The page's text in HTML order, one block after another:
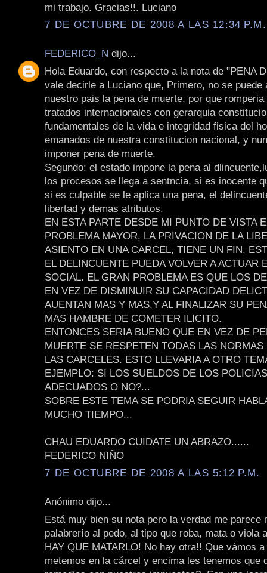
mi trabajo. Gracias!!. Luciano
7 DE OCTUBRE DE 2008 A LAS 12:34 P.M.
FEDERICO_N dijo...
Hola Eduardo, con respecto a la nota de "PENA
vale decirle a Luciano que, Primero, no se puede
nuestro pais la pena de muerte, por que
tratados internacionales con gerarquia
fundamentales de la vida e integridad fisica del
emanados de nuestra constitucion nacional, y
imponer pena de muerte.
Segundo: el estado impone la pena al
los procesos se llega a sentncia, si es inocente
si es culpable se le aplica una pena, el
libertad y demas atributos.
EN ESTA PARTE DESDE MI PUNTO DE VISTA
PROBLEMA MAYOR, LA PRIVACION DE LA
ASIENTO EN UNA CARCEL, TIENE UN FIN,
EL DELINCUENTE PUEDA VOLVER A ACTUAR
SOCIAL. EL GRAN PROBLEMA ES QUE LOS
EN VEZ DE DISMINUIR SU CAPACIDAD
AUENTAN MAS Y MAS,Y AL FINALIZAR SU
MAS HAMBRE DE COMETER ILICITO.
ENTONCES SERIA BUENO QUE EN VEZ DE
MUERTE SE RESPETEN TODAS LAS
LAS CARCELES. ESTO LLEVARIA A OTRO
EJEMPLO: SI LOS SUELDOS DE LOS
ADECUADOS O NO?...
SOBRE ESTE TEMA SE PODRIA SEGUIR
MUCHO TIEMPO...
CHAU EDUARDO CUIDATE UN ABRAZO......
FEDERICO NIÑO
7 DE OCTUBRE DE 2008 A LAS 5:12 P.M.
Anónimo dijo...
Está muy bien su nota pero la verdad me parece
palabrerío al pedo, al tipo que roba, mata o viola
HAY QUE MATARLO! No hay otra!! Que vámos
metemos en la cárcel y encima les tenemos que